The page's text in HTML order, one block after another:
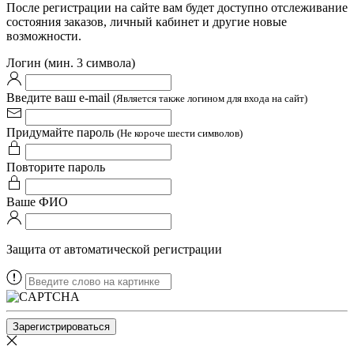
После регистрации на сайте вам будет доступно отслеживание
состояния заказов, личный кабинет и другие новые
возможности.
Логин (мин. 3 символа)
Введите ваш e-mail (Является также логином для входа на сайт)
Придумайте пароль (Не короче шести символов)
Повторите пароль
Ваше ФИО
Защита от автоматической регистрации